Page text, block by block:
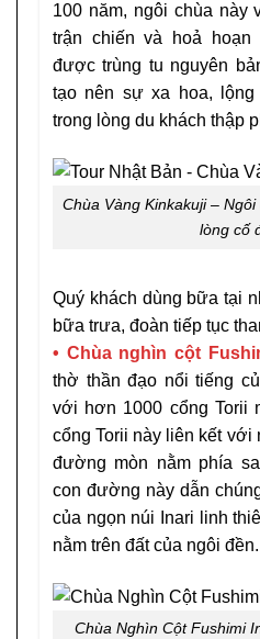
100 năm, ngôi chùa này
trận chiến và hoả hoạn
được trùng tu nguyên
tạo nên sự xa hoa,
trong lòng du khách thập
Chùa Vàng Kinkakuji –
lòng cố
Quý khách dùng bữa tại
bữa trưa, đoàn tiếp tục
• Chùa nghìn cột
thờ thần đạo nổi tiếng
với hơn 1000 cổng Torii
cổng Torii này liên kết với
đường mòn nằm phía
con đường này dẫn
của ngọn núi Inari linh
nằm trên đất của ngôi đền.
Chùa Nghìn Cột Fushimi